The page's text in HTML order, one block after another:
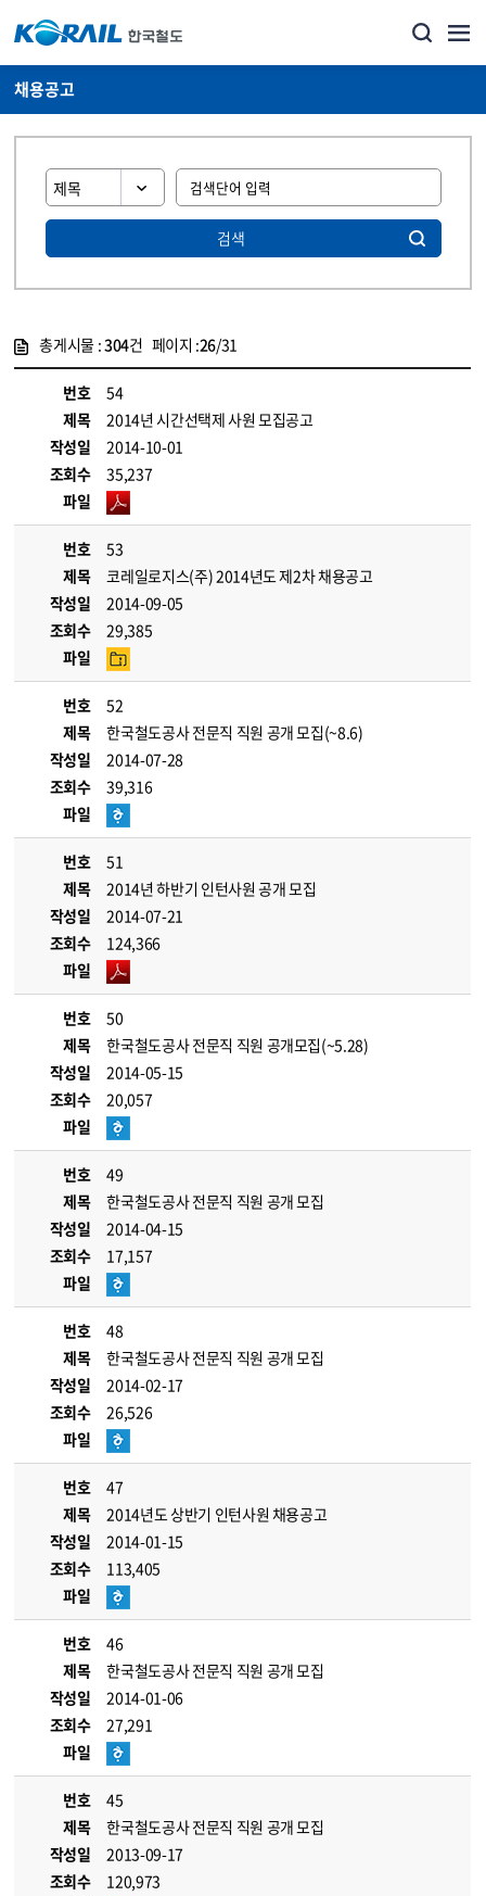
채용공고
검색
총게시물 :304건 페이지 :26/31
번호
54
제목
2014년 시간선택제 사원 모집공고
작성일
2014-10-01
조회수
35,237
파일
번호
53
제목
코레일로지스(주) 2014년도 제2차 채용공고
작성일
2014-09-05
조회수
29,385
파일
번호
52
제목
한국철도공사 전문직 직원 공개 모집(~8.6)
작성일
2014-07-28
조회수
39,316
파일
번호
51
제목
2014년 하반기 인턴사원 공개 모집
작성일
2014-07-21
조회수
124,366
파일
번호
50
제목
한국철도공사 전문직 직원 공개모집(~5.28)
작성일
2014-05-15
조회수
20,057
파일
번호
49
제목
한국철도공사 전문직 직원 공개 모집
작성일
2014-04-15
조회수
17,157
파일
번호
48
제목
한국철도공사 전문직 직원 공개 모집
작성일
2014-02-17
조회수
26,526
파일
번호
47
제목
2014년도 상반기 인턴사원 채용공고
작성일
2014-01-15
조회수
113,405
파일
번호
46
제목
한국철도공사 전문직 직원 공개 모집
작성일
2014-01-06
조회수
27,291
파일
번호
45
제목
한국철도공사 전문직 직원 공개 모집
작성일
2013-09-17
조회수
120,973